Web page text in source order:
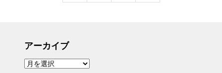
アーカイブ
ア
ー